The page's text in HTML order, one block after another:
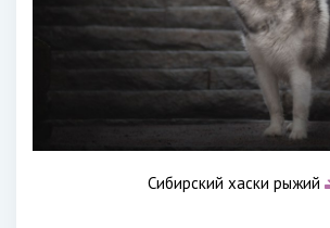
Сибирский хаски рыжий